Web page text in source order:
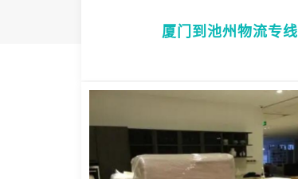
厦门到池州物流专线